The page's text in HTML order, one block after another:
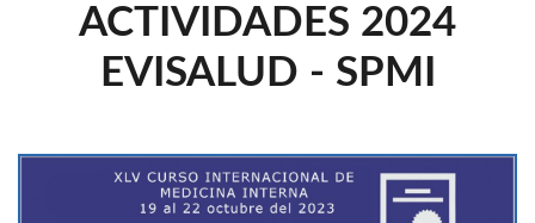
ACTIVIDADES 2024
EVISALUD - SPMI